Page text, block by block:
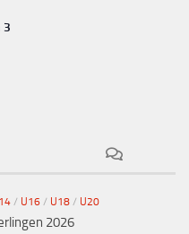
3
/ U16 / U18 / U20
2026